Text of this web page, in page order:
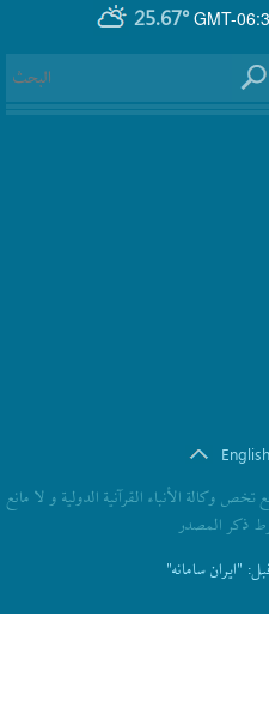
GMT-
25.67°
English
وکالة الأنباء القرآنیة الدولیة و لا مانع
ذکر المصدر
"ایران سامانه"